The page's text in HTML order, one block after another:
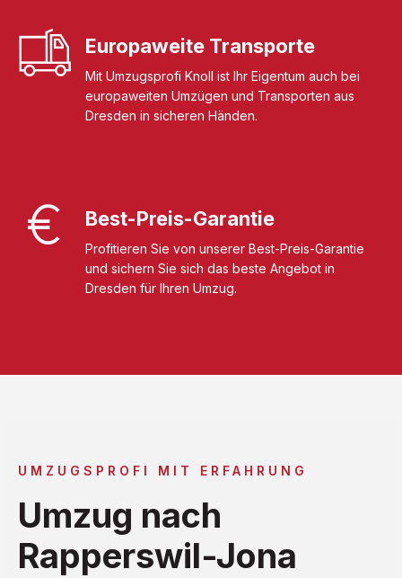
Europaweite Transporte
Mit Umzugsprofi Knoll ist Ihr Eigentum auch bei
europaweiten Umzügen und Transporten aus
Dresden in sicheren Händen.
Best-Preis-Garantie
Profitieren Sie von unserer Best-Preis-Garantie
und sichern Sie sich das beste Angebot in
Dresden für Ihren Umzug.
UMZUGSPROFI MIT ERFAHRUNG
Umzug nach
Rapperswil-Jona